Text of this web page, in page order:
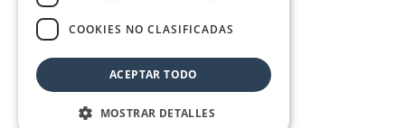
COOKIES NO CLASIFICADAS
ACEPTAR TODO
MOSTRAR DETALLES